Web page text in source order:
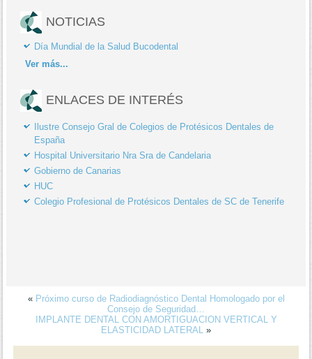
NOTICIAS
Día Mundial de la Salud Bucodental
Ver más...
ENLACES DE INTERÉS
Ilustre Consejo Gral de Colegios de Protésicos Dentales de
España
Hospital Universitario Nra Sra de Candelaria
Gobierno de Canarias
HUC
Colegio Profesional de Protésicos Dentales de SC de Tenerife
« Próximo curso de Radiodiagnóstico Dental Homologado por el
Consejo de Seguridad…
IMPLANTE DENTAL CON AMORTIGUACION VERTICAL Y
ELASTICIDAD LATERAL
»